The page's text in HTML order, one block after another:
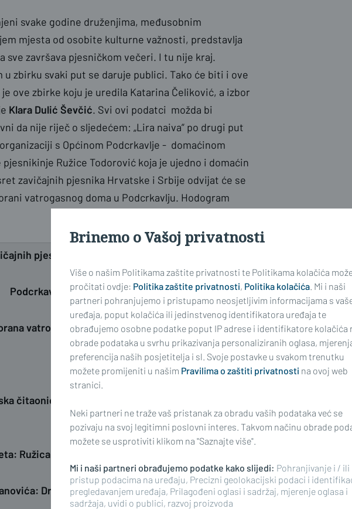
svake godine druženjima, međusobnim
mjesta od osobite kulturne važnosti, predstavlja
sve završava pjesničkom večeri. I tu nije kraj.
u zbirku svaki put se daruje publici. Tako će biti i ove
je ove zbirke koju je uredila Katarina Čeliković, a izbor
Klara Dulić Ševčić. Svi ovi podatci možda bi
da nije riječ o sljedećem: „Lira naiva” po drugi put
s Općinom Podcrkavlje - domaćinom
Ružice Todorović koja je ujedno i domaćin
zavičajnih pjesnika Hrvatske i Srbije odvijat će se
vatrogasnog doma u Podcrkavlju. Hodogram
pjesnika Hrvatske, i Srbije „ Lira naiva 2023 “
Podcrkavlje 16.9.2023.
vatrogasnog doma u Podcrkavlju)
čitaonica, Subotica i Katoličko društvo „Ivan
Ružica Todorović, hrvatska zavičajna književnica
Društvo Dragutina Tadijanovića
Brinemo o Vašoj privatnosti
Više o našim Politikama zaštite privatnosti te Politikama kolačića
pročitati ovdje: Politika zaštite privatnosti, Politika kolačića . Mi i naši
partneri pohranjujemo i pristupamo neosjetljivim informacijama s
uređaja, poput kolačića ili jedinstvenog identifikatora uređaja te
obrađujemo osobne podatke poput IP adrese i identifikatore kolačića
obrade podataka u svrhu prikazivanja personaliziranih oglasa,
preferencija naših posjetitelja i sl. Svoje postavke u svakom trenutku
možete promijeniti u našim Pravilima o zaštiti privatnosti na ovoj web
stranici.
Neki partneri ne traže vaš pristanak za obradu vaših podataka već se
pozivaju na svoj legitimni poslovni interes. Takvom načinu obrade
možete se usprotiviti klikom na "Saznajte više".
Mi i naši partneri obrađujemo podatke kako slijedi: Pohranjivanje i / ili
pristup podacima na uređaju, Precizni geolokacijski podaci i
pregledavanjem uređaja, Prilagođeni oglasi i sadržaj, mjerenje oglasa i
sadržaja, uvidi o publici, razvoj proizvoda